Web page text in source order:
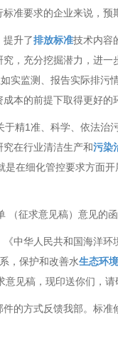
准要求的企业来说，预
提升了排放标准技术内容
，充分挖掘潜力，进一
实监测、报告实际排污
本的前提下取得更好的
精1准、科学、依法治
在行业清洁生产和污染
在细化管控要求方面
（征求意见稿）意见的函
《中华人民共和国海洋环
，保护和改善水生态环境
见稿，现印送你们，请
的方式反馈我部。标